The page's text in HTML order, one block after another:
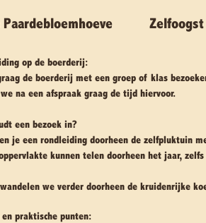
Paardebloemhoeve Zelfoogst
op de boerderij:
de boerderij met een groep of klas
na een afspraak graag de tijd hiervoor.
een bezoek in?
je een rondleiding doorheen de zelfpluktuin
kunnen telen doorheen het jaar,
we verder doorheen de kruidenrijke
praktische punten: